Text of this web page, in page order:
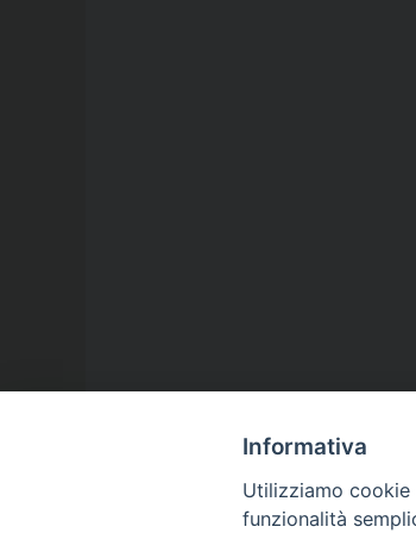
Informativa
Utilizziamo
funzionalità